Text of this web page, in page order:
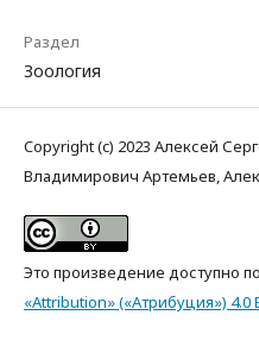
Раздел
Зоология
Copyright (c) 2023 Алексей
Владимирович Артемьев,
Это произведение доступно по
«Attribution» («Атрибуция») 4.0